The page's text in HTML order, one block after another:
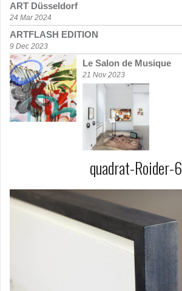
ART Düsseldorf
24 Mar 2024
ARTFLASH EDITION
9 Dec 2023
Le Salon de Musique
21 Nov 2023
quadrat-Roider-6